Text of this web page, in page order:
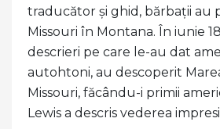
traducător și ghid, bărbații au
Missouri în Montana. În iunie
descrieri pe care le-au dat
autohtoni, au descoperit
Missouri, făcându-i primii
Lewis a descris vederea